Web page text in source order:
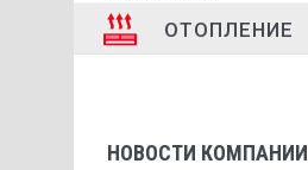
ОТОПЛЕНИЕ
НОВОСТИ КОМПАНИИ